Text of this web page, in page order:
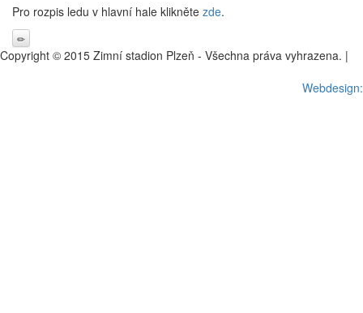
Pro rozpis ledu v hlavní hale klikněte zde.
Copyright © 2015 Zimní stadion Plzeň - Všechna práva vyhrazena. |
Webdesign: